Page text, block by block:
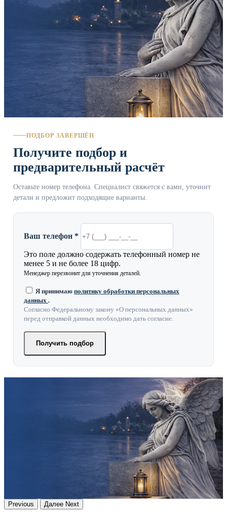
ПОДБОР ЗАВЕРШЁН
Получите подбор и
предварительный расчёт
Оставьте номер телефона. Специалист свяжется с вами, уточнит
детали и предложит подходящие варианты.
Ваш телефон *
Это поле должно содержать телефонный номер не
менее 5 и не более 18 цифр.
Менеджер перезвонит для уточнения деталей.
Я принимаю политику обработки персональных
данных .
Согласно Федеральному закону «О персональных данных»
перед отправкой данных необходимо дать согласие.
Получить подбор
Previous Далее Next